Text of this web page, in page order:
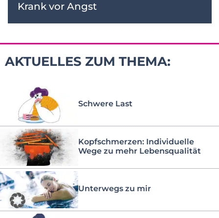
Krank vor Angst
AKTUELLES ZUM THEMA:
Schwere Last
Kopfschmerzen: Individuelle
Wege zu mehr Lebensqualität
Unterwegs zu mir